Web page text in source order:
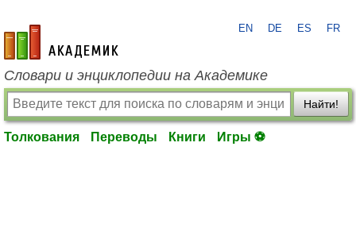
academic.ru
EN DE ES FR
Словари и энциклопедии на Академике
Найти!
Толкования Переводы Книги Игры ⚽